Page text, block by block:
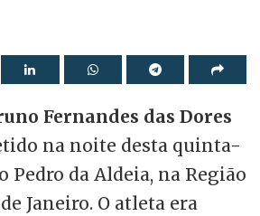
Fernandes das Dores
na noite desta quinta-
Pedro da Aldeia, na Região
Janeiro. O atleta era